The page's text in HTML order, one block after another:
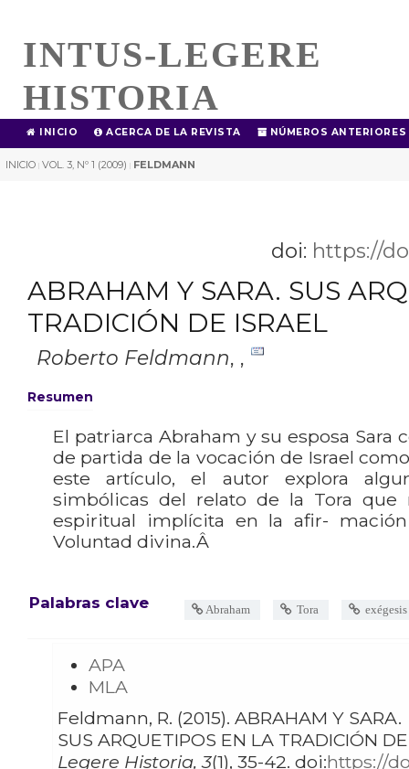
INTUS-LEGERE
HISTORIA
INICIO ACERCA DE LA REVISTA NÚMEROS ANTERIORES
INICIO | VOL. 3, Nº 1 (2009) | FELDMANN
doi: https://
ABRAHAM Y SARA. SUS
TRADICIÓN DE ISRAEL
Roberto Feldmann, ,
Resumen
El patriarca Abraham y su esposa Sara
de partida de la vocación de Israel
este artículo, el autor explora
simbólicas del relato de la Tora que
espiritual implícita en la afir-
Voluntad divina.Â
Palabras clave Abraham Tora
APA
MLA
Feldmann, R. (2015). ABRAHAM Y SARA.
SUS ARQUETIPOS EN LA TRADICIÓN
Legere Historia, 3
(1), 35-42. doi:https://